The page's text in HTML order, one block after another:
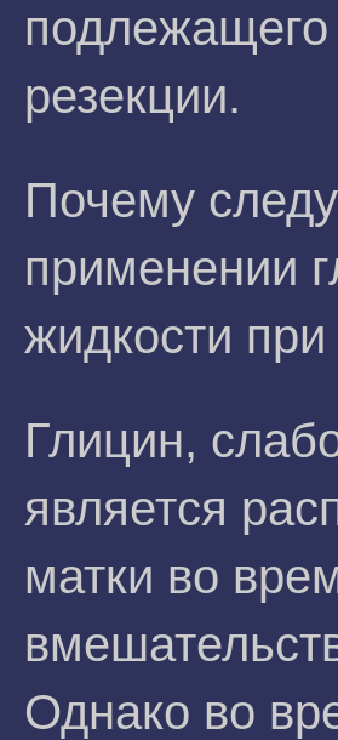
резекции.
Почему
применении
жидкости при
Глицин,
является
матки во
Однако во